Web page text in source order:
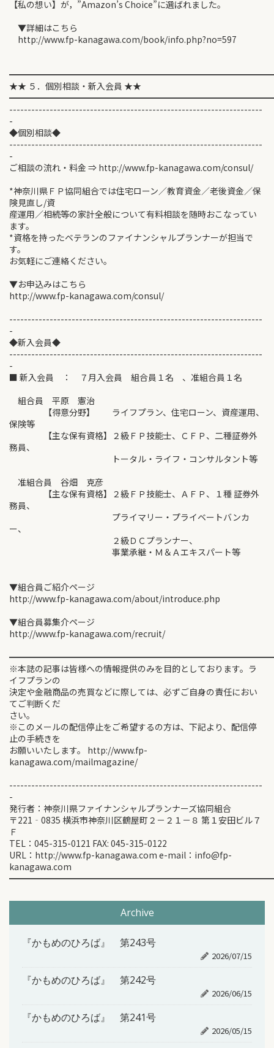
【私の想い】が，”Amazon’s Choice”に選ばれました。
▼詳細はこちら
http://www.fp-kanagawa.com/book/info.php?no=597
★★ ５．個別相談・新入会員 ★★
---------------------------------------------------------------------
-
◆個別相談◆
---------------------------------------------------------------------
-
ご相談の流れ・料金 ⇒ http://www.fp-kanagawa.com/consul/
*神奈川県ＦＰ協同組合では住宅ローン／教育資金／老後資金／保
険見直し/資
産運用／相続等の家計全般について有料相談を随時おこなってい
ます。
*資格を持ったベテランのファイナンシャルプランナーが担当で
す。
お気軽にご連絡ください。
▼お申込みはこちら
http://www.fp-kanagawa.com/consul/
---------------------------------------------------------------------
-
◆新入会員◆
---------------------------------------------------------------------
-
■ 新入会員 ： ７月入会員 組合員１名 、准組合員１名
組合員 平原 憲治
【得意分野】 ライフプラン、住宅ローン、資産運用、
保険等
【主な保有資格】２級ＦＰ技能士、ＣＦＰ、二種証券外
務員、
トータル・ライフ・コンサルタント等
准組合員 谷畑 克彦
【主な保有資格】２級ＦＰ技能士、ＡＦＰ、１種 証券外
務員、
プライマリー・プライベートバンカ
ー、
２級ＤＣプランナー、
事業承継・Ｍ＆Ａエキスパート等
▼組合員ご紹介ページ
http://www.fp-kanagawa.com/about/introduce.php
▼組合員募集介ページ
http://www.fp-kanagawa.com/recruit/
※本誌の記事は皆様への情報提供のみを目的としております。ラ
イフプランの
決定や金融商品の売買などに際しては、必ずご自身の責任におい
てご判断くだ
さい。
※このメールの配信停止をご希望するの方は、下記より、配信停
止の手続きを
お願いいたします。 http://www.fp-
kanagawa.com/mailmagazine/
---------------------------------------------------------------------
-
発行者：神奈川県ファイナンシャルプランナーズ協同組合
〒221‐0835 横浜市神奈川区鶴屋町２－２１－８ 第１安田ビル７
Ｆ
TEL：045-315-0121 FAX: 045-315-0122
URL：http://www.fp-kanagawa.com e-mail：info@fp-
kanagawa.com
Archive
『かもめのひろば』 第243号
2026/07/15
『かもめのひろば』 第242号
2026/06/15
『かもめのひろば』 第241号
2026/05/15